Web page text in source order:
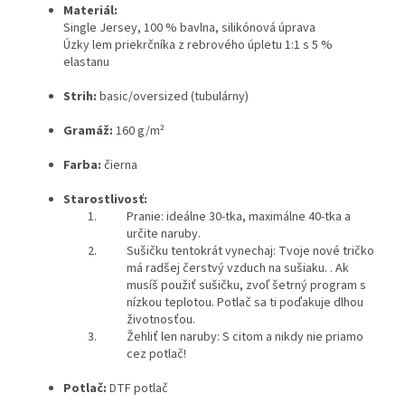
Materiál:
Single Jersey, 100 % bavlna, silikónová úprava
Úzky lem priekrčníka z rebrového úpletu 1:1 s 5 %
elastanu
Strih: basic/oversized (tubulárny)
Gramáž: 160 g/m²
Farba: čierna
Starostlivosť:
Pranie: ideálne 30-tka, maximálne 40-tka a
určite naruby.
Sušičku tentokrát vynechaj: Tvoje nové tričko
má radšej čerstvý vzduch na sušiaku. . Ak
musíš použiť sušičku, zvoľ šetrný program s
nízkou teplotou. Potlač sa ti poďakuje dlhou
životnosťou.
Žehliť len naruby: S citom a nikdy nie priamo
cez potlač!
Potlač: DTF potlač